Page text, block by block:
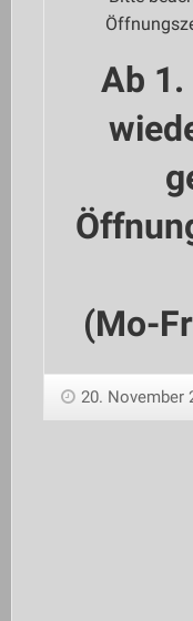
Ab
(Mo-
20. November